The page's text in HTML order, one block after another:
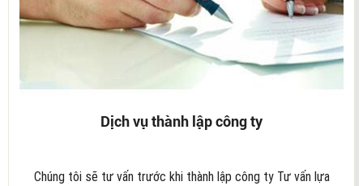
Dịch vụ thành lập công ty
Chúng tôi sẽ tư vấn trước khi thành lập công ty Tư vấn lựa